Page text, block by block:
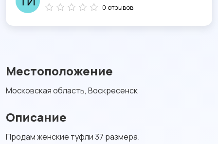
Местоположение
Московская область, Воскресенск
Описание
Продам женские туфли 37 размера.
0 отзывов